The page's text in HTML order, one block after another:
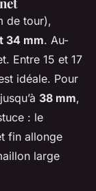
de tour),
34 mm. Au-
Entre 15 et 17
idéale. Pour
38 mm,
: le
fin allonge
large